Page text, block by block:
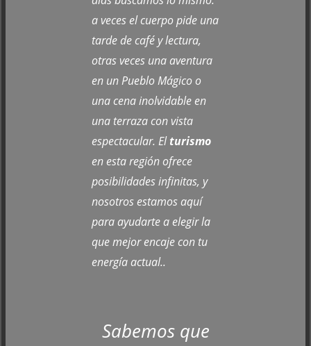
a veces el cuerpo pide una
tarde de café y lectura,
otras veces una aventura
en un Pueblo Mágico o
una cena inolvidable en
una terraza con vista
espectacular. Elturismo
en esta región ofrece
posibilidades infinitas, y
nosotros estamos aquí
para ayudarte a elegir la
que mejor encaje con tu
energía actual..
Sabemos que